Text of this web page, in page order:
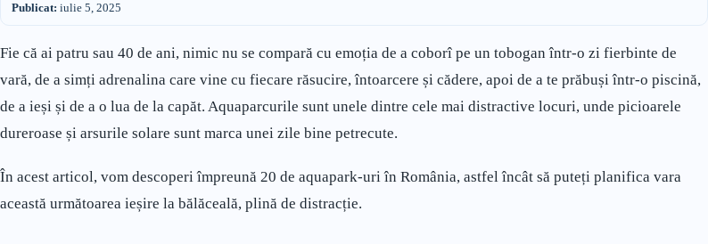
Publicat: iulie 5, 2025
Fie că ai patru sau 40 de ani, nimic nu se compară cu emoția de a coborî pe un tobogan într-o zi fierbinte de
vară, de a simți adrenalina care vine cu fiecare răsucire, întoarcere și cădere, apoi de a te prăbuși într-o piscină,
de a ieși și de a o lua de la capăt. Aquaparcurile sunt unele dintre cele mai distractive locuri, unde picioarele
dureroase și arsurile solare sunt marca unei zile bine petrecute.
În acest articol, vom descoperi împreună 20 de aquapark-uri în România, astfel încât să puteți planifica vara
această următoarea ieșire la bălăceală, plină de distracție.